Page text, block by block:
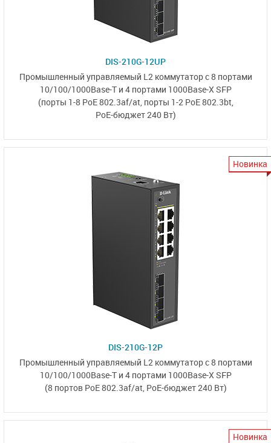
DIS-210G-12UP
Промышленный управляемый L2 коммутатор с 8 портами
10/100/1000Base-T и 4 портами 1000Base-X SFP
(порты 1-8 PoE 802.3af/at, порты 1-2 PoE 802.3bt,
PoE-бюджет 240 Вт)
Новинка
DIS-210G-12P
Промышленный управляемый L2 коммутаторс 8 портами
10/100/1000Base-Tи 4 портами 1000Base-X SFP
(8 портов PoE 802.3af/at, PoE-бюджет 240 Вт)
Новинка